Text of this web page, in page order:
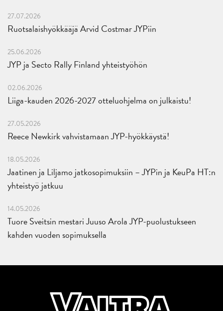
27.07.2026
Ruotsalaishyökkääjä Arvid Costmar JYPiin
25.06.2026
JYP ja Secto Rally Finland yhteistyöhön
02.06.2026
Liiga-kauden 2026-2027 otteluohjelma on julkaistu!
27.05.2026
Reece Newkirk vahvistamaan JYP-hyökkäystä!
18.05.2026
Jaatinen ja Liljamo jatkosopimuksiin – JYPin ja KeuPa HT:n
yhteistyö jatkuu
14.05.2026
Tuore Sveitsin mestari Juuso Arola JYP-puolustukseen
kahden vuoden sopimuksella